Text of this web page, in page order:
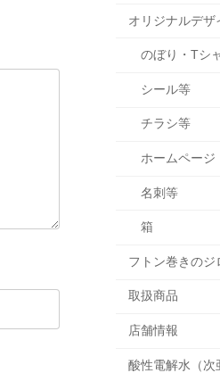
オリジナルデザ
のぼり・Tシ
シール等
チラシ等
ホームページ
名刺等
箱
フトン巻きのジ
取扱商品
店舗情報
酸性電解水（次